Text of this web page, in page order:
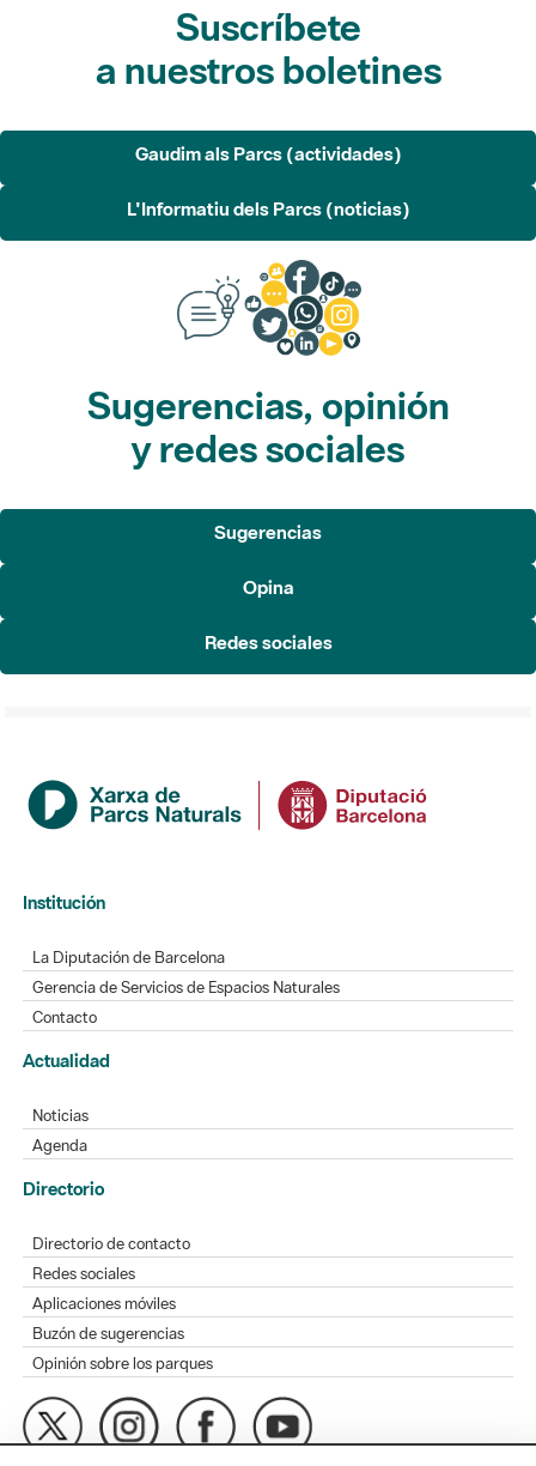
Suscríbete
a nuestros boletines
Gaudim als Parcs (actividades)
L'Informatiu dels Parcs (noticias)
Sugerencias, opinión
y redes sociales
Sugerencias
Opina
Redes sociales
Institución
La Diputación de Barcelona
Gerencia de Servicios de Espacios Naturales
Contacto
Actualidad
Noticias
Agenda
Directorio
Directorio de contacto
Redes sociales
Aplicaciones móviles
Buzón de sugerencias
Opinión sobre los parques